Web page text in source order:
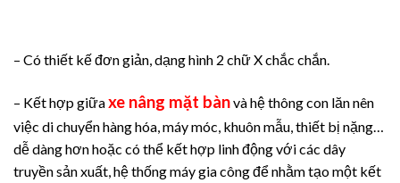
– Có thiết kế đơn giản, dạng hình 2 chữ X chắc chắn.
– Kết hợp giữaxe nâng mặt bànvà hệ thông con lăn nên
việc di chuyển hàng hóa, máy móc, khuôn mẫu, thiết bị nặng…
dễ dàng hơn hoặc có thể kết hợp linh động với các dây
truyền sản xuất, hệ thống máy gia công để nhằm tạo một kết